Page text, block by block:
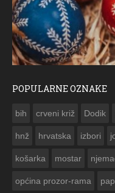
POPULARNE OZNAKE
bih crveni križ Dodik
hnž hrvatska izbori
košarka mostar
općina prozor-rama